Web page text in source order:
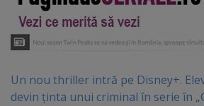
Un nou thriller intră pe Disney+.
devin ținta unui criminal în serie în